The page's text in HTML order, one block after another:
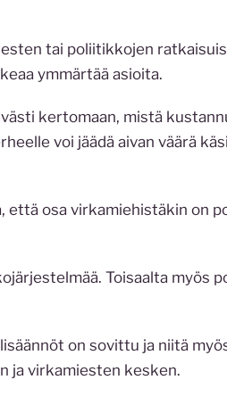
tai poliitikkojen
ymmärtää asioita.
kertomaan, mistä
voi jäädä aivan väärä
että osa virkamiehistäkin on
Toisaalta myös
on sovittu ja niitä
ja virkamiesten kesken.